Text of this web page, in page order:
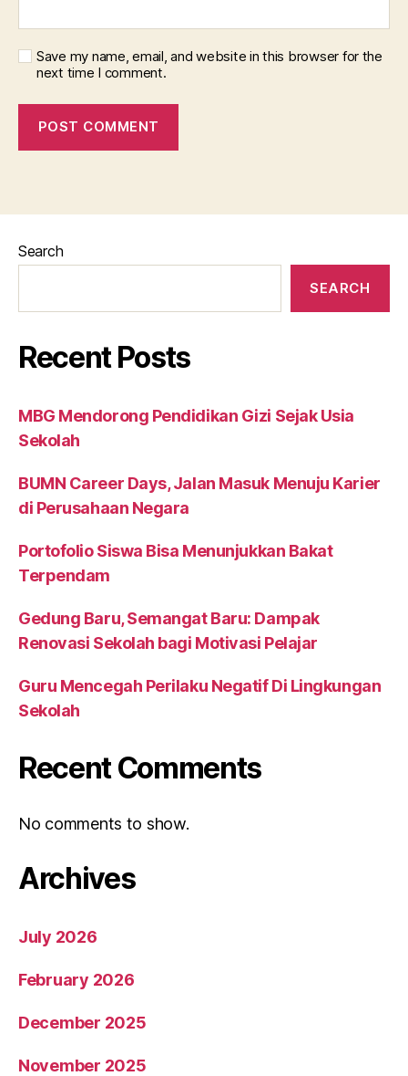
Save my name, email, and website in this browser for the
next time I comment.
Search
SEARCH
Recent Posts
MBG Mendorong Pendidikan Gizi Sejak Usia
Sekolah
BUMN Career Days, Jalan Masuk Menuju Karier
di Perusahaan Negara
Portofolio Siswa Bisa Menunjukkan Bakat
Terpendam
Gedung Baru, Semangat Baru: Dampak
Renovasi Sekolah bagi Motivasi Pelajar
Guru Mencegah Perilaku Negatif Di Lingkungan
Sekolah
Recent Comments
No comments to show.
Archives
July 2026
February 2026
December 2025
November 2025